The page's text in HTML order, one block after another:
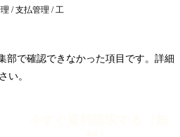
/ 支払管理 / 工
で確認できなかった項目です。詳細
い。